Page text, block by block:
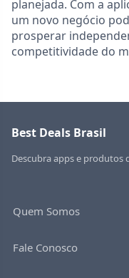
planejada. Com a
um novo negócio
prosperar
competitividade do
Best Deals Brasil
Descubra apps e produtos
Quem Somos
Fale Conosco